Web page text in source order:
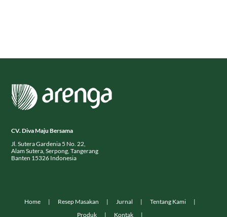
CV. Diva Maju Bersama
Jl. Sutera Gardenia 5 No. 22,
Alam Sutera, Serpong, Tangerang
Banten 15326 Indonesia
Home Resep Masakan Jurnal
Tentang Kami
Produk
Kontak